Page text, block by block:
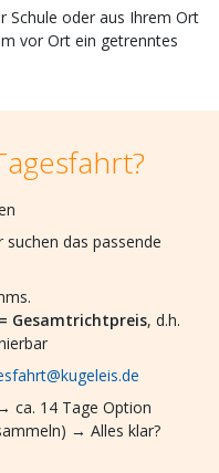
Schule oder aus Ihrem Ort
vor Ort ein getrenntes
suchen das passende
Gesamtrichtpreis, d.h.
ca. 14 Tage Option
→ Alles klar?